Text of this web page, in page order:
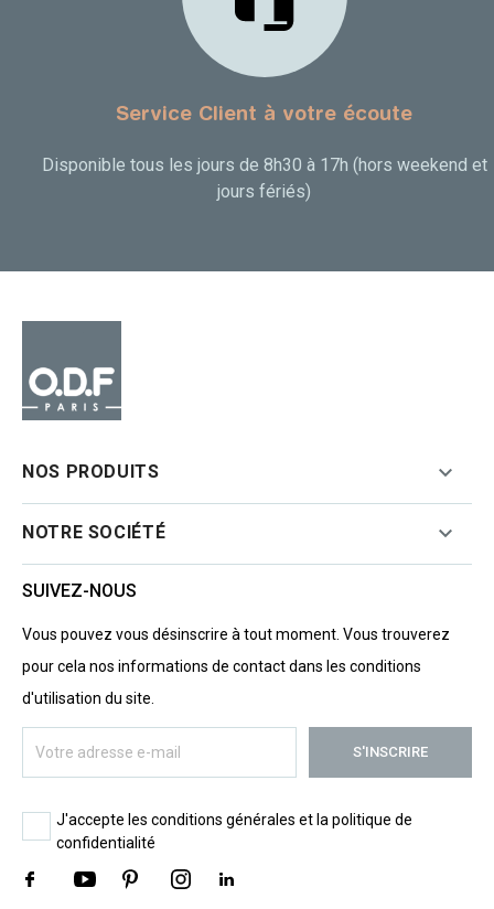
Service Client à votre écoute
Disponible tous les jours de 8h30 à 17h (hors weekend et
jours fériés)
NOS PRODUITS 
NOTRE SOCIÉTÉ 
SUIVEZ-NOUS
Vous pouvez vous désinscrire à tout moment. Vous trouverez
pour cela nos informations de contact dans les conditions
d'utilisation du site.
J'accepte les conditions générales et la politique de
confidentialité